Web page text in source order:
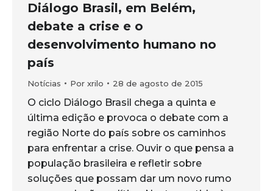
Diálogo Brasil, em Belém,
debate a crise e o
desenvolvimento humano no
país
Notícias Por xrilo 28 de agosto de 2015
O ciclo Diálogo Brasil chega a quinta e
última edição e provoca o debate com a
região Norte do país sobre os caminhos
para enfrentar a crise. Ouvir o que pensa a
população brasileira e refletir sobre
soluções que possam dar um novo rumo